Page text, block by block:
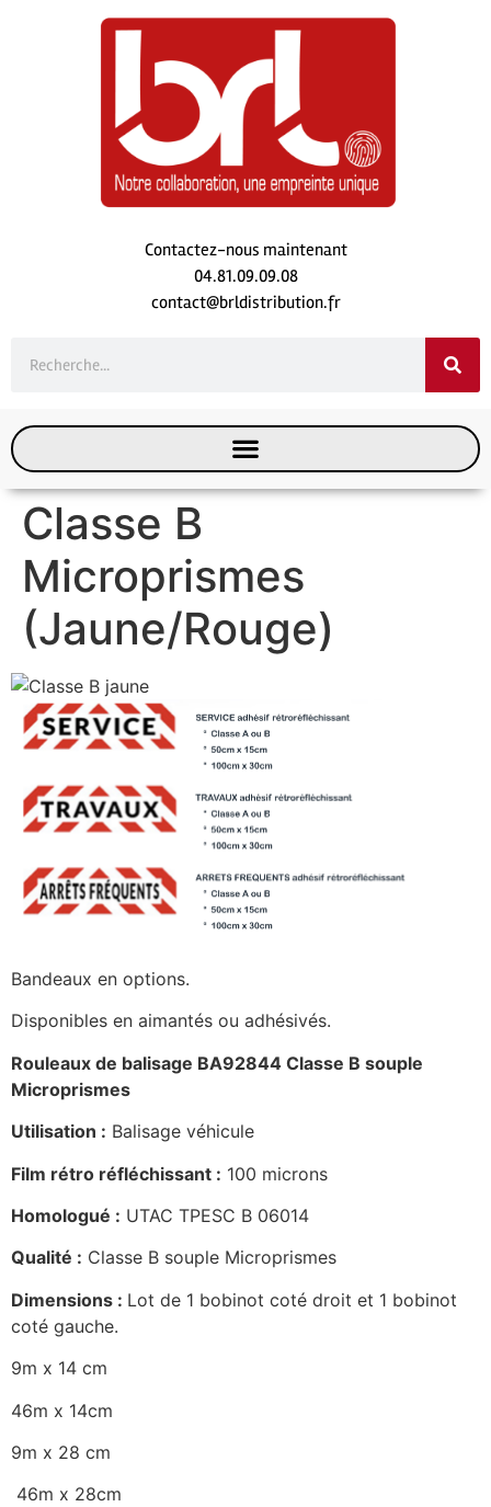
Contactez-nous maintenant
04.81.09.09.08
contact@brldistribution.fr
Classe B
Microprismes
(Jaune/Rouge)
Bandeaux en options.
Disponibles en aimantés ou adhésivés.
Rouleaux de balisage BA92844 Classe B souple
Microprismes
Utilisation : Balisage véhicule
Film rétro réfléchissant : 100 microns
Homologué : UTAC TPESC B 06014
Qualité : Classe B souple Microprismes
Dimensions : Lot de 1 bobinot coté droit et 1 bobinot
coté gauche.
9m x 14 cm
46m x 14cm
9m x 28 cm
46m x 28cm